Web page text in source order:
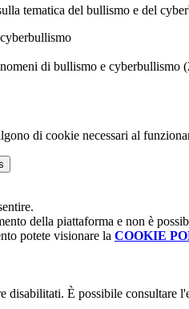
tematica del bullismo e del
di bullismo e cyberbullismo
di cookie necessari al
della piattaforma e non è
potete visionare la COOKIE
disabilitati. È possibile consultare